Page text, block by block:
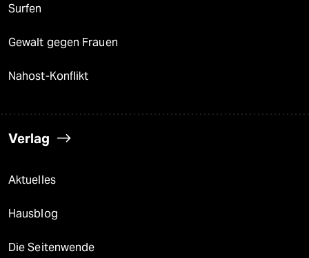
Surfen
Gewalt gegen Frauen
Nahost-Konflikt
Verlag
Aktuelles
Hausblog
Die Seitenwende